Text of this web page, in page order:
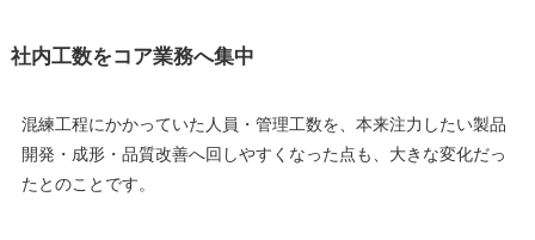
社内工数をコア業務へ集中
混練工程にかかっていた人員・管理工数を、本来注力したい製品
開発・成形・品質改善へ回しやすくなった点も、大きな変化だっ
たとのことです。